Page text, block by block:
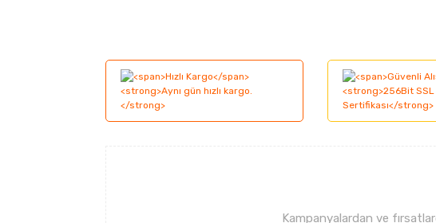
Kampanyalardan ve